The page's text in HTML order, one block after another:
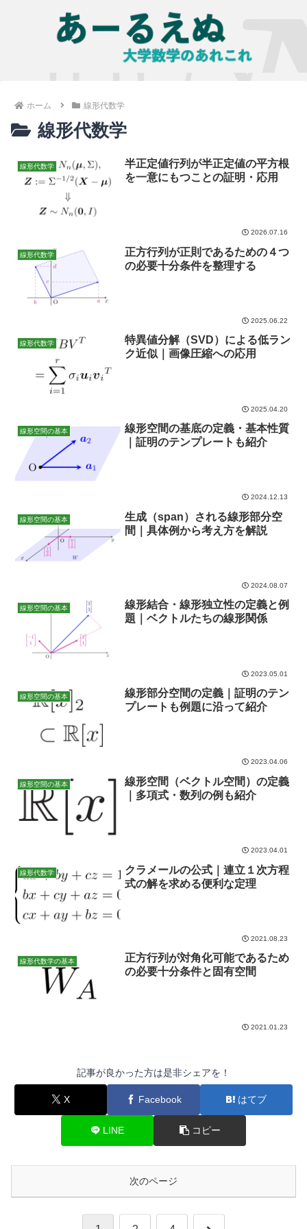
ホーム 線形代数学
線形代数学
線形代数学
半正定値行列が半正定値の平方根
を一意にもつことの証明・応用
2026.07.16
線形代数学
正方行列が正則であるための４つ
の必要十分条件を整理する
2025.06.22
線形代数学
特異値分解（SVD）による低ラン
ク近似｜画像圧縮への応用
2025.04.20
線形空間の基本
線形空間の基底の定義・基本性質
｜証明のテンプレートも紹介
2024.12.13
線形空間の基本
生成（span）される線形部分空
間｜具体例から考え方を解説
2024.08.07
線形空間の基本
線形結合・線形独立性の定義と例
題｜ベクトルたちの線形関係
2023.05.01
線形空間の基本
線形部分空間の定義｜証明のテン
プレートも例題に沿って紹介
2023.04.06
線形空間の基本
線形空間（ベクトル空間）の定義
｜多項式・数列の例も紹介
2023.04.01
線形代数学
クラメールの公式｜連立１次方程
式の解を求める便利な定理
2021.08.23
線形代数学の基本
正方行列が対角化可能であるため
の必要十分条件と固有空間
2021.01.23
記事が良かった方は是非シェアを！
X Facebook はてブ
LINE コピー
次のページ